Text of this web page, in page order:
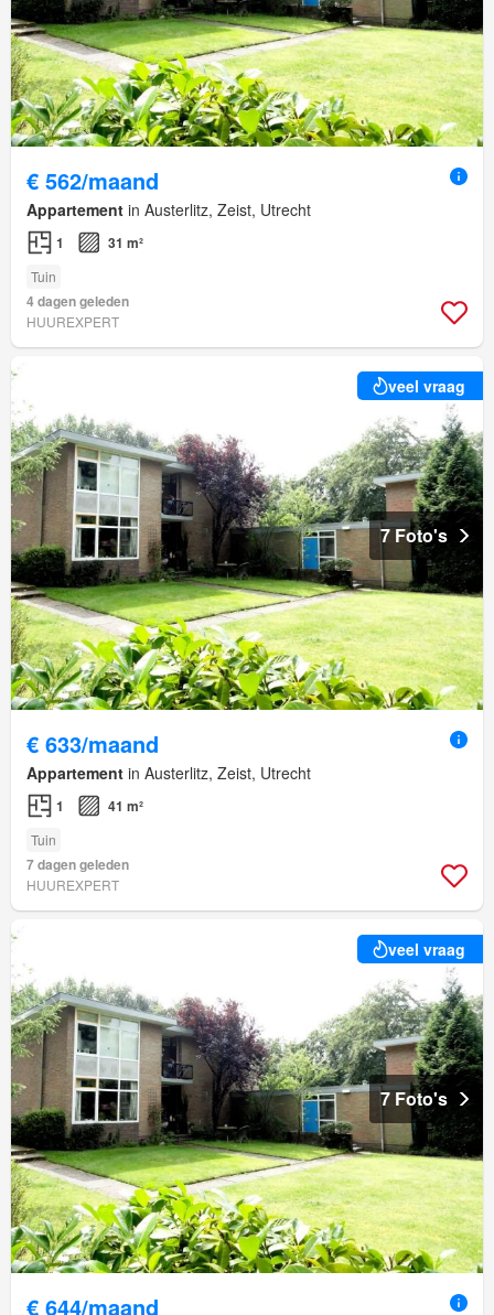
€ 562/maand
Appartement in Austerlitz, Zeist, Utrecht
1 31 m²
Tuin
4 dagen geleden
HUUREXPERT
veel vraag
7 Foto's
€ 633/maand
Appartement in Austerlitz, Zeist, Utrecht
1 41 m²
Tuin
7 dagen geleden
HUUREXPERT
veel vraag
7 Foto's
€ 644/maand